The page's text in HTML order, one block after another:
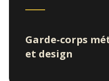
Garde-corps
et design